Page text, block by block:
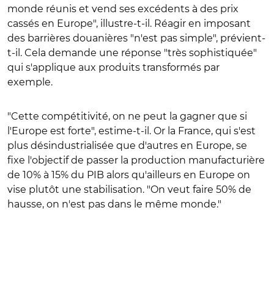
monde réunis et vend ses excédents à des prix
cassés en Europe", illustre-t-il. Réagir en imposant
des barrières douanières "n'est pas simple", prévient-
t-il. Cela demande une réponse "très sophistiquée"
qui s'applique aux produits transformés par
exemple.
"Cette compétitivité, on ne peut la gagner que si
l'Europe est forte", estime-t-il. Or la France, qui s'est
plus désindustrialisée que d'autres en Europe, se
fixe l'objectif de passer la production manufacturière
de 10% à 15% du PIB alors qu'ailleurs en Europe on
vise plutôt une stabilisation. "On veut faire 50% de
hausse, on n'est pas dans le même monde."